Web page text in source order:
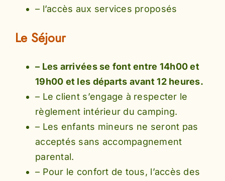
– l’accès aux services proposés
Le Séjour
– Les arrivées se font entre 14h00 et
19h00 et les départs avant 12 heures.
– Le client s’engage à respecter le
règlement intérieur du camping.
– Les enfants mineurs ne seront pas
acceptés sans accompagnement
parental.
– Pour le confort de tous, l’accès des